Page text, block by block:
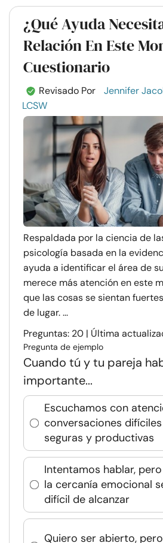
¿Qué Ayuda
Relación En Este
Cuestionario
Revisado Por
Jennifer
LCSW
Respaldada por la ciencia de
psicología basada en la
ayuda a identificar el área de
merece más atención en este
que las cosas se sientan
de lugar. ...
Preguntas: 20 | Última
Pregunta de ejemplo
Cuando tú y tu pareja
importante...
Escuchamos con
conversaciones
seguras y productivas
Intentamos hablar,
la cercanía emocional
difícil de alcanzar
Quiero ser abierto,